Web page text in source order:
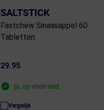
SALTSTICK
Fastchew Sinaasappel 60
Tabletten
29.95
ja, op voorraad
Vergelijk